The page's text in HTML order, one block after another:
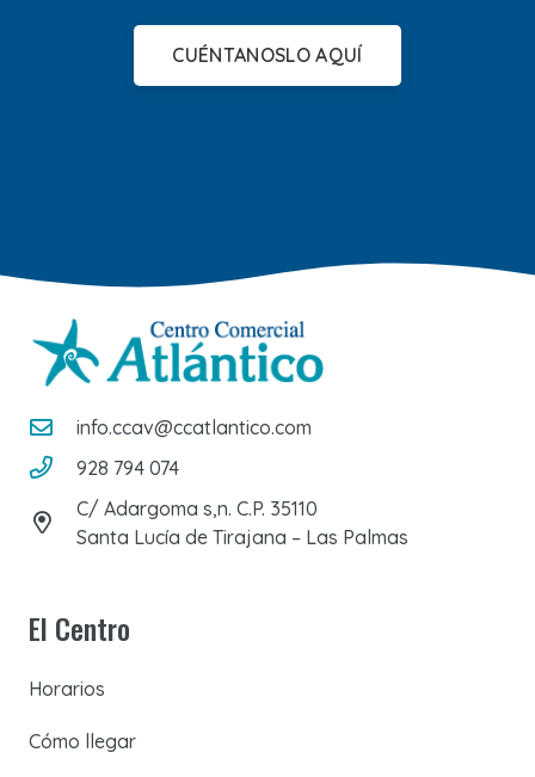
CUÉNTANOSLO AQUÍ
info.ccav@ccatlantico.com
928 794 074
C/ Adargoma s,n. C.P. 35110
Santa Lucía de Tirajana – Las Palmas
El Centro
Horarios
Cómo llegar